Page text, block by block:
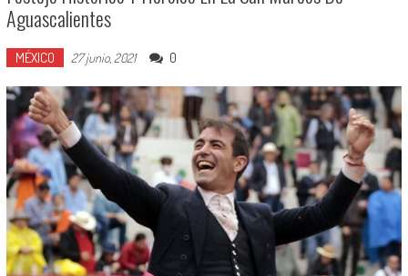
Aguascalientes
MÉXICO 27 junio, 2021 0